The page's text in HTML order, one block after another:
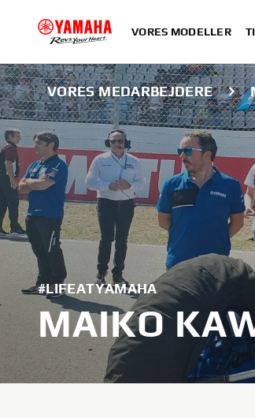
VORES MODELLER
VORES MEDARBEJDERE
#LIFEATYAMAHA
MAIKO